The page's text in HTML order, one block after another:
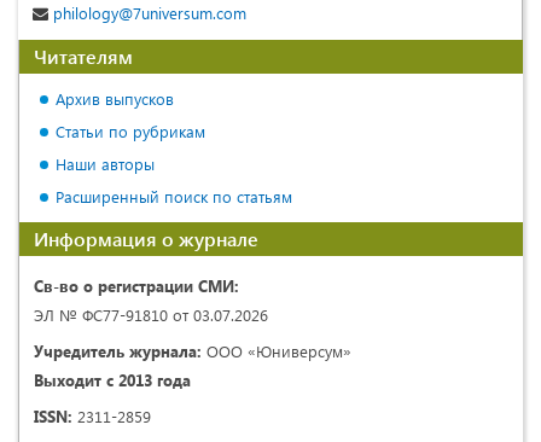
philology@7universum.com
Читателям
Архив выпусков
Статьи по рубрикам
Наши авторы
Расширенный поиск по статьям
Информация о журнале
Св-во о регистрации СМИ:
ЭЛ № ФС77-91810 от 03.07.2026
Учредитель журнала: ООО «Юниверсум»
Выходит с 2013 года
ISSN: 2311-2859